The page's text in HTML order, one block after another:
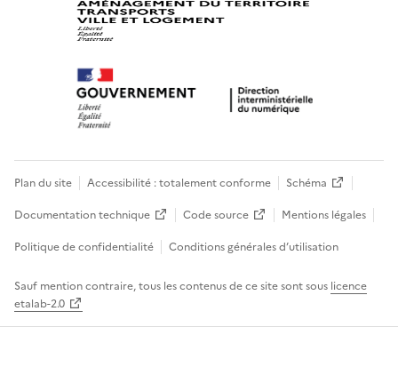
Plan du site Accessibilité : totalement conforme
Schéma
Documentation technique
Code source
Mentions légales
Politique de confidentialité
Conditions générales d’utilisation
Sauf mention contraire, tous les contenus de ce site sont sous licence
etalab-2.0